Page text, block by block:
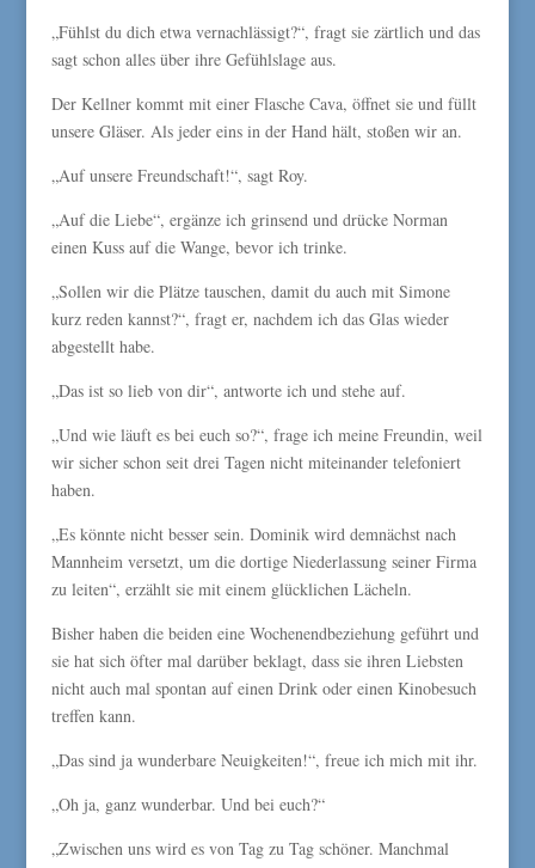
„Fühlst du dich etwa vernachlässigt?“, fragt sie zärtlich und das
sagt schon alles über ihre Gefühlslage aus.
Der Kellner kommt mit einer Flasche Cava, öffnet sie und füllt
unsere Gläser. Als jeder eins in der Hand hält, stoßen wir an.
„Auf unsere Freundschaft!“, sagt Roy.
„Auf die Liebe“, ergänze ich grinsend und drücke Norman
einen Kuss auf die Wange, bevor ich trinke.
„Sollen wir die Plätze tauschen, damit du auch mit Simone
kurz reden kannst?“, fragt er, nachdem ich das Glas wieder
abgestellt habe.
„Das ist so lieb von dir“, antworte ich und stehe auf.
„Und wie läuft es bei euch so?“, frage ich meine Freundin, weil
wir sicher schon seit drei Tagen nicht miteinander telefoniert
haben.
„Es könnte nicht besser sein. Dominik wird demnächst nach
Mannheim versetzt, um die dortige Niederlassung seiner Firma
zu leiten“, erzählt sie mit einem glücklichen Lächeln.
Bisher haben die beiden eine Wochenendbeziehung geführt und
sie hat sich öfter mal darüber beklagt, dass sie ihren Liebsten
nicht auch mal spontan auf einen Drink oder einen Kinobesuch
treffen kann.
„Das sind ja wunderbare Neuigkeiten!“, freue ich mich mit ihr.
„Oh ja, ganz wunderbar. Und bei euch?“
„Zwischen uns wird es von Tag zu Tag schöner. Manchmal